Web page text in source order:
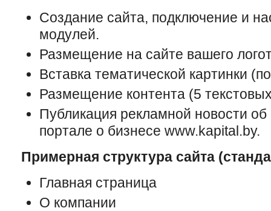
Создание сайта, подключение и
модулей.
Размещение на сайте вашего
Вставка тематической картинки
Размещение контента (5
Публикация рекламной новости
портале о бизнесе www.kapital.by.
Примерная структура сайта
Главная страница
О компании